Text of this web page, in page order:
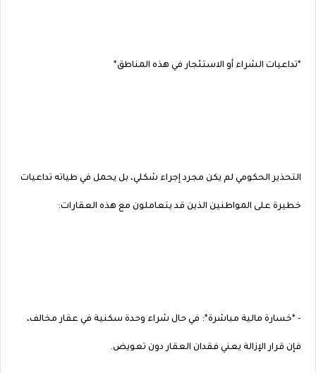
*تداعيات الشراء أو الاستئجار في هذه المناطق*
التحذير الحكومي لم يكن مجرد إجراء شكلي، بل يحمل في طياته تداعيات
خطيرة على المواطنين الذين قد يتعاملون مع هذه العقارات:
- *خسارة مالية مباشرة*: في حال شراء وحدة سكنية في عقار مخالف،
فإن قرار الإزالة يعني فقدان العقار دون تعويض.